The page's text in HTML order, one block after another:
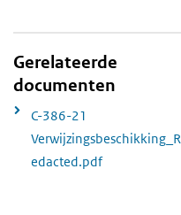
Gerelateerde
documenten
C-386-21
Verwijzingsbeschikking_R
edacted.pdf